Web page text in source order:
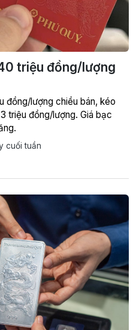
triệu đồng/lượng
đồng/lượng chiều bán, kéo
triệu đồng/lượng. Giá bạc
cuối tuần